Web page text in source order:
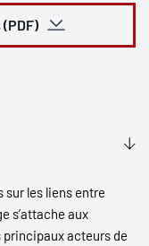
les liens entre
s’attache aux
principaux acteurs de